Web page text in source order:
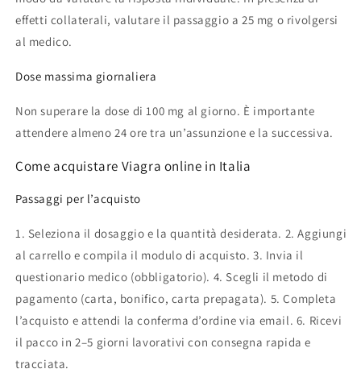
effetti collaterali, valutare il passaggio a 25 mg o rivolgersi
al medico.
Dose massima giornaliera
Non superare la dose di 100 mg al giorno. È importante
attendere almeno 24 ore tra un’assunzione e la successiva.
Come acquistare Viagra online in Italia
Passaggi per l’acquisto
1. Seleziona il dosaggio e la quantità desiderata. 2. Aggiungi
al carrello e compila il modulo di acquisto. 3. Invia il
questionario medico (obbligatorio). 4. Scegli il metodo di
pagamento (carta, bonifico, carta prepagata). 5. Completa
l’acquisto e attendi la conferma d’ordine via email. 6. Ricevi
il pacco in 2–5 giorni lavorativi con consegna rapida e
tracciata.